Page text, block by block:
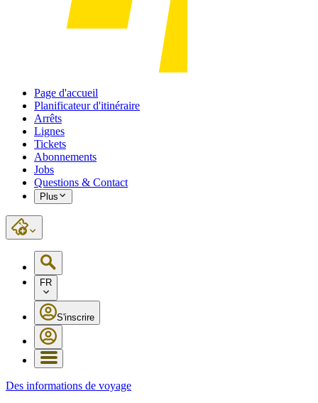
Page d'accueil
Planificateur d'itinéraire
Arrêts
Lignes
Tickets
Abonnements
Jobs
Questions & Contact
Plus
FR
S'inscrire
Des informations de voyage